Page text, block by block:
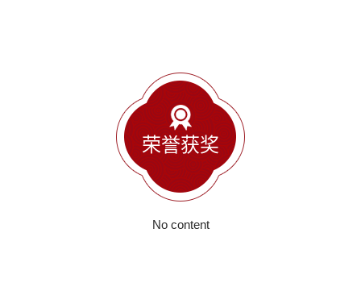
荣誉获奖
No content